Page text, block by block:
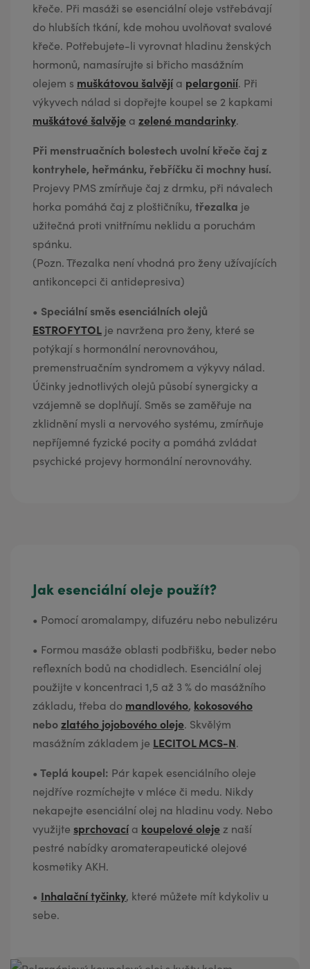
křeče. Při masáži se esenciální oleje vstřebávají
do hlubších tkání, kde mohou uvolňovat svalové
křeče. Potřebujete-li vyrovnat hladinu ženských
hormonů, namasírujte si břicho masážním
olejem s muškátovou šalvějía pelargonií. Při
výkyvech nálad si dopřejte koupel se 2 kapkami
muškátové šalvěje a zelené mandarinky.
Při menstruačních bolestech uvolní křeče čaj z
kontryhele, heřmánku, řebříčku či mochny husí.
Projevy PMS zmírňuje čaj z drmku, při návalech
horka pomáhá čaj z ploštičníku, třezalka je
užitečná proti vnitřnímu neklidu a poruchám
spánku.
(Pozn. Třezalka není vhodná pro ženy užívajících
antikoncepci či antidepresiva)
• Speciální směs esenciálních olejů
ESTROFYTOL je navržena pro ženy, které se
potýkají s hormonální nerovnováhou,
premenstruačním syndromem a výkyvy nálad.
Účinky jednotlivých olejů působí synergicky a
vzájemně se doplňují. Směs se zaměřuje na
zklidnění mysli a nervového systému, zmírňuje
nepříjemné fyzické pocity a pomáhá zvládat
psychické projevy hormonální nerovnováhy.
Jak esenciální oleje použít?
• Pomocí aromalampy, difuzéru nebo nebulizéru
• Formou masáže oblasti podbřišku, beder nebo
reflexních bodů na chodidlech. Esenciální olej
použijte v koncentraci 1,5 až 3 % do masážního
základu, třeba do mandlového, kokosového
nebozlatého jojobového oleje. Skvělým
masážním základem je LECITOL MCS-N.
• Teplá koupel: Pár kapek esenciálního oleje
nejdříve rozmíchejte v mléce či medu. Nikdy
nekapejte esenciální olej na hladinu vody. Nebo
využijte sprchovacía koupelové olejez naší
pestré nabídky aromaterapeutické olejové
kosmetiky AKH.
• Inhalační tyčinky, které můžete mít kdykoliv u
sebe.